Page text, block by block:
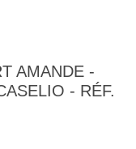
AMANDE -
- RÉF.